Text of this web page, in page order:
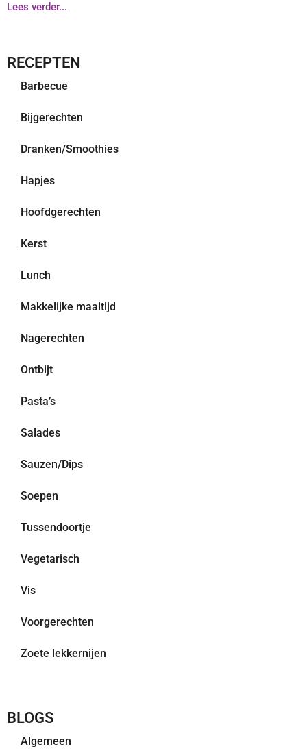
Lees verder...
RECEPTEN
Barbecue
Bijgerechten
Dranken/Smoothies
Hapjes
Hoofdgerechten
Kerst
Lunch
Makkelijke maaltijd
Nagerechten
Ontbijt
Pasta’s
Salades
Sauzen/Dips
Soepen
Tussendoortje
Vegetarisch
Vis
Voorgerechten
Zoete lekkernijen
BLOGS
Algemeen